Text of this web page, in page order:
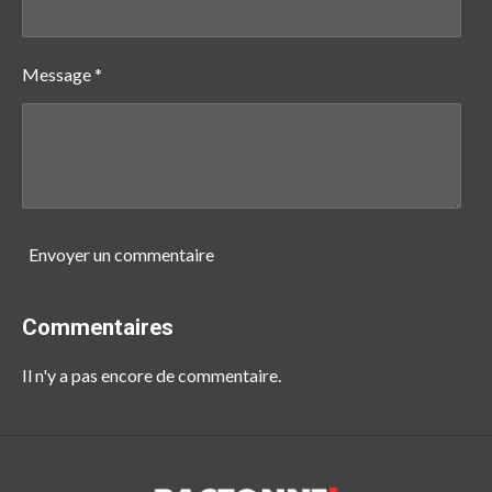
Message *
Envoyer un commentaire
Commentaires
Il n'y a pas encore de commentaire.